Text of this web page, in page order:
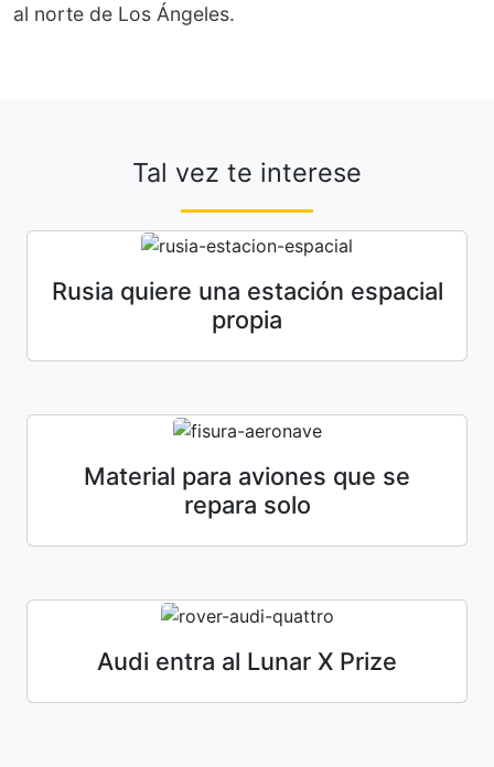
al norte de Los Ángeles.
Tal vez te interese
Rusia quiere una estación espacial
propia
Material para aviones que se
repara solo
Audi entra al Lunar X Prize